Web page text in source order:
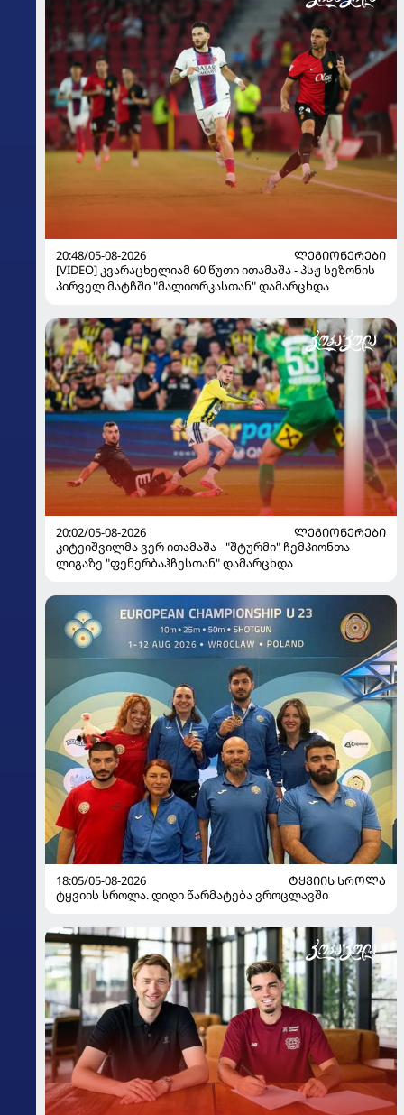
20:48/05-08-2026
ᲚᲔᲒᲘᲝᲜᲔᲠᲔᲑᲘ
[VIDEO] კვარაცხელიამ 60 წუთი ითამაშა - პსჟ სეზონის
პირველ მატჩში "მალიორკასთან" დამარცხდა
20:02/05-08-2026
ᲚᲔᲒᲘᲝᲜᲔᲠᲔᲑᲘ
კიტეიშვილმა ვერ ითამაშა - "შტურმი" ჩემპიონთა
ლიგაზე "ფენერბაჰჩესთან" დამარცხდა
18:05/05-08-2026
ᲢᲧᲕᲘᲘᲡ ᲡᲠᲝᲚᲐ
ტყვიის სროლა. დიდი წარმატება ვროცლავში